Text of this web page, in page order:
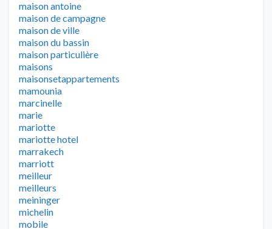
maison antoine
maison de campagne
maison de ville
maison du bassin
maison particulière
maisons
maisonsetappartements
mamounia
marcinelle
marie
mariotte
mariotte hotel
marrakech
marriott
meilleur
meilleurs
meininger
michelin
mobile